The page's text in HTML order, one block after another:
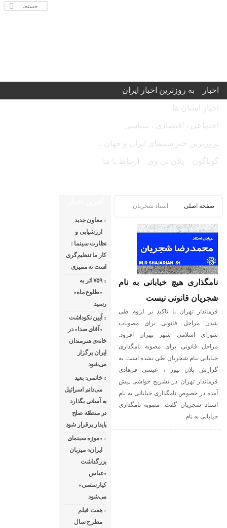
اخبار به روزترین اخبار ایران
اخبار استان ها
اجتماعی ، اقتصادی ، سیاسی
بروزترین خبر سینمای ایران و جهان …
گوناگون پلان تی وی ارتباط با ما
صفحه اصلی استاد شحربان
نامگذاری هیچ خیابانی به نام
شجریان قانونی نیست
فرماندار تهران با تاکید بر لزوم طی
شدن مراحل قانونی برای مصوبات
شورای اسلامی شهر تهران افزود:
مراحل قانونی برای مصوبه نامگذاری
خیابانی بنام شجریان طی نشده است. به
گزارش پلان نیوز ، عیسی فرهادی
فرماندار تهران در تشریح حواشی پیش
آمده در خصوص نامگذاری خیابانی به نام
استاد شجریان گفت: مصوبه نامگذاری
خیابانی به نام
معاون جدید
ارزشیابی و
نظارت سینما :
کار ما تنظیم‌گری
است نه ممیزی
۷۵۹ اثر به
«طلوع ماه»
رسید
آیین نکوداشت
«آقای صدا» در
خانه‌ی هنرمندان
ایران برگزار
می‌شود
خاتمی: بعید
می‌دانم اسرائیل
به آسانی بگذارد
در منطقه صلح
پایدار برقرار شود
«موزه سینمای
ایران» میزبان
بزرگداشت
«عباس
کیارستمی»
می‌شود
هفت فیلم
مطرح سال